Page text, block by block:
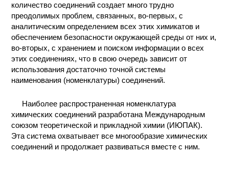
количество соединений создает много трудно
преодолимых проблем, связанных, во-первых, с
аналитическим определением всех этих химикатов и
обеспечением безопасности окружающей среды от них и,
во-вторых, с хранением и поиском информации о всех
этих соединениях, что в свою очередь зависит от
использования достаточно точной системы
наименования (номенклатуры) соединений.
Наиболее распространенная номенклатура
химических соединений разработана Международным
союзом теоретической и прикладной химии (ИЮПАК).
Эта система охватывает все многообразие химических
соединений и продолжает развиваться вместе с ним.